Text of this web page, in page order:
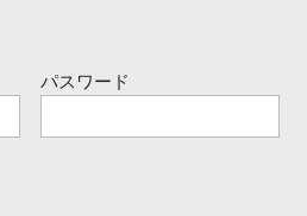
パスワード